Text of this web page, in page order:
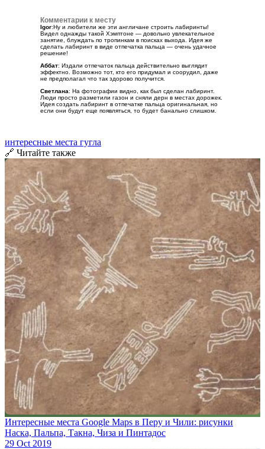
Комментарии к месту
Igor:Ну и любители же эти англичане строить лабиринты!
Видел однажды такой Хэмптоне — довольно увлекательное
занятие, блуждать по тропинкам в поисках выхода. Идея же
сделать лабиринт в виде отпечатка пальца — очень удачное
решение!
Аббат: Издали отпечаток пальца действительно выглядит
эффектно. Возможно тот, кто его придумал и соорудил, даже
не предполагал что так здорово получится.
Светлана: На фотографии видно, как был сделан лабиринт.
Люди просто разметили газон и сняли дерн в местах дорожек.
Идея создать лабиринт в отпечатке пальца оригинальная, но
если они будут еще появляться, то будет банально слишком.
интересные места гугла
🔗 Читайте также
Интересные места Google Maps в Перу и Чили: рисунки
Наска, Пальпа, Такна, Чиза и Пинтадос
29 Oct 2019